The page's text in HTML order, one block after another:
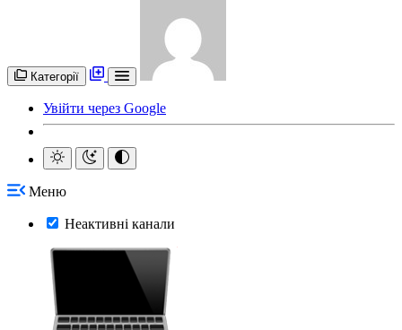
Категорії
Увійти через Google
Меню
Неактивні канали